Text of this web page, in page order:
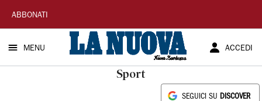
La
Nuova
Sardegna
ABBONATI
MENU ACCEDI
Sport
SEGUICI SU DISCOVER